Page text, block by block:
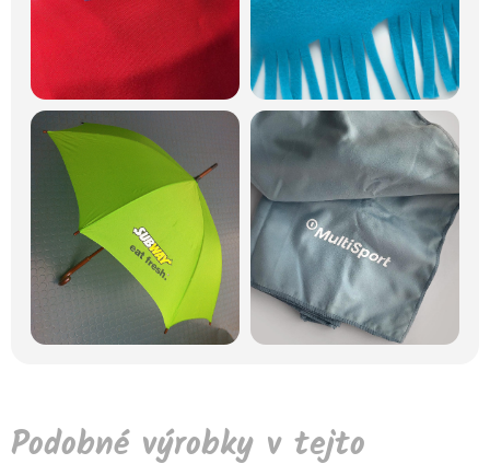
Podobné výrobky v tejto